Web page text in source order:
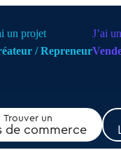
un projet
/ Repreneur
J’ai
Trouver un
de commerce